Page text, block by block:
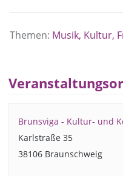
Themen: Musik, Kultur,
Brunsviga - Kultur- und
Karlstraße 35
38106 Braunschweig